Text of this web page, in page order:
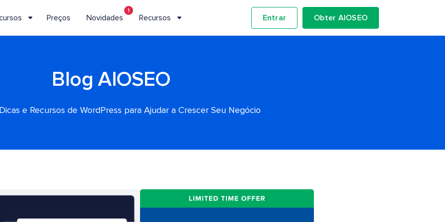
Preços Novidades
1
Recursos Entrar Obter AIOSEO
Blog AIOSEO
e Recursos de WordPress para Ajudar a Crescer Seu Negócio